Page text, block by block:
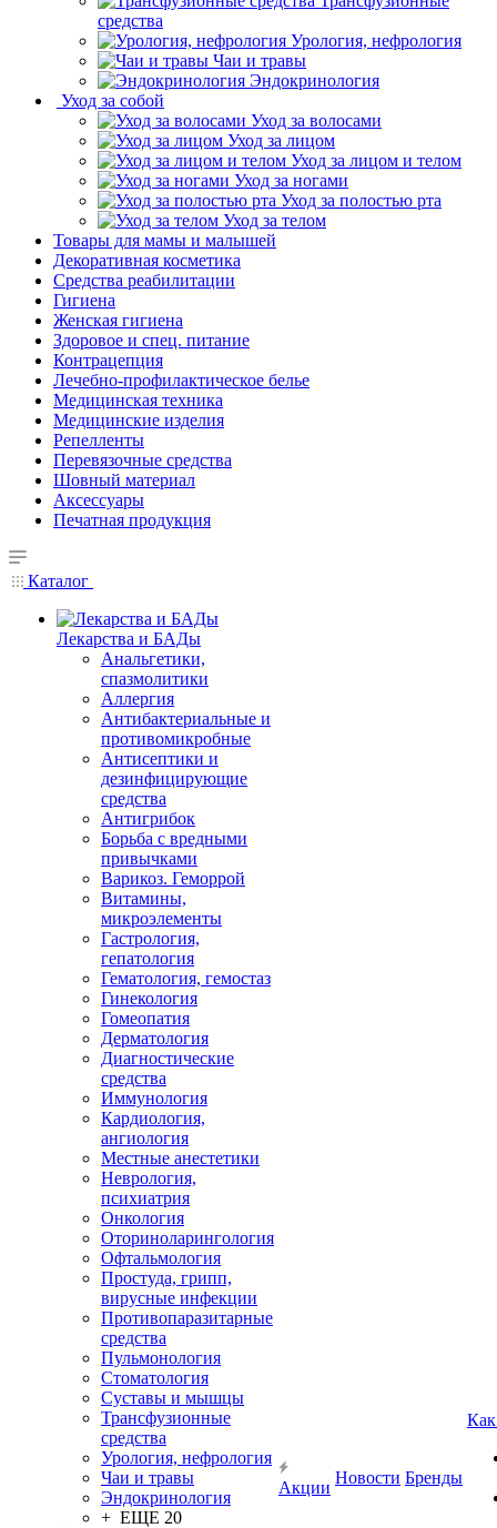
средства
Урология, нефрология
Чаи и травы
Эндокринология
Уход за собой
Уход за волосами
Уход за лицом
Уход за лицом и телом
Уход за ногами
Уход за полостью рта
Уход за телом
Товары для мамы и малышей
Декоративная косметика
Средства реабилитации
Гигиена
Женская гигиена
Здоровое и спец. питание
Контрацепция
Лечебно-профилактическое белье
Медицинская техника
Медицинские изделия
Репелленты
Перевязочные средства
Шовный материал
Аксессуары
Печатная продукция
Каталог
Лекарства и БАДы
Анальгетики,
спазмолитики
Аллергия
Антибактериальные и
противомикробные
Антисептики и
дезинфицирующие
средства
Антигрибок
Борьба с вредными
привычками
Варикоз. Геморрой
Витамины,
микроэлементы
Гастрология,
гепатология
Гематология, гемостаз
Гинекология
Гомеопатия
Дерматология
Диагностические
средства
Иммунология
Кардиология,
ангиология
Местные анестетики
Неврология,
психиатрия
Онкология
Оториноларингология
Офтальмология
Простуда, грипп,
вирусные инфекции
Противопаразитарные
средства
Пульмонология
Стоматология
Суставы и мышцы
Трансфузионные
средства
Урология, нефрология
Чаи и травы
Эндокринология
+ ЕЩЕ 20
Акции
Новости Бренды